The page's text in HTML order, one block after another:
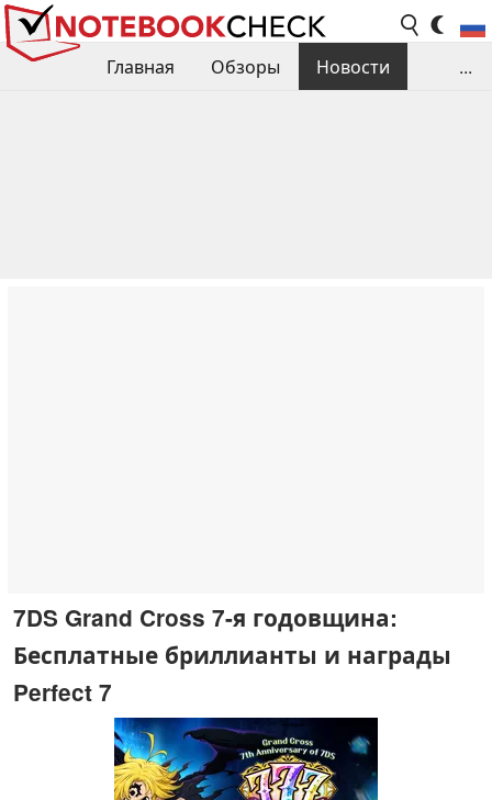
Главная Обзоры
Новости
...
7DS Grand Cross 7-я годовщина:
Бесплатные бриллианты и награды
Perfect 7